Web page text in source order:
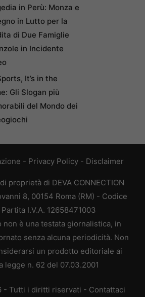
in Perù: Monza e
in Lutto per la
di Due Famiglie
in Incidente
It’s in the
Gli Slogan più
del Mondo dei
- Privacy Policy - Disclaimer
proprietà di DEVA CONNECTION
8, 00154 Roma (RM) - Codice
I.V.A. 12658471003
non è una testata giornalistica, in
senza alcuna periodicità. Non
un prodotto editoriale ai
legge n. 62 del 07.03.2001
- Tutti i diritti riservati - Contattaci